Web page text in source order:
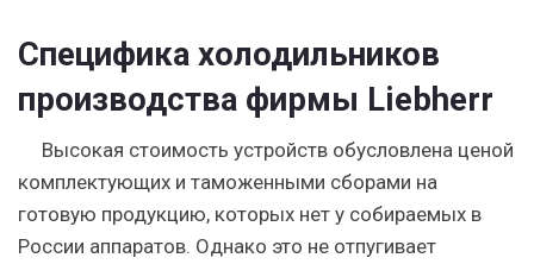
Специфика холодильников
производства фирмы Liebherr
Высокая стоимость устройств обусловлена ценой
комплектующих и таможенными сборами на
готовую продукцию, которых нет у собираемых в
России аппаратов. Однако это не отпугивает